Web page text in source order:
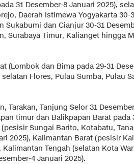
31 Desember-8 Januari 2025),
Daerah Istimewa Yogyakarta 30-
Sukabumi dan Cianjur 30-31
Surabaya Timur, Kalianget hingga
(Lombok dan Bima pada 29-31
Flores, Pulau Sumba, Pulau
Tarakan, Tanjung Selor 31
timur dan Balikpapan Barat pada
Sungai Barito, Kotabatu,
2025), Kalimantan Barat (pesisir
Kalimantan Tengah (selatan Kota
4 Januari 2025).